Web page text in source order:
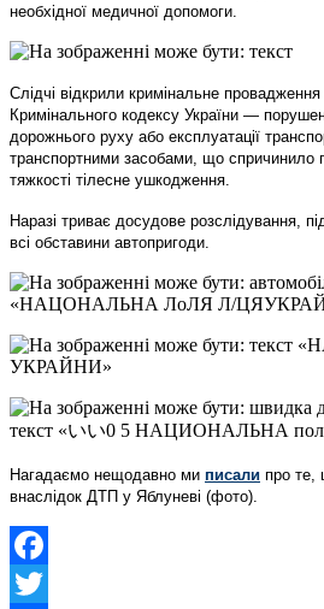
необхідної медичної допомоги.
Слідчі відкрили кримінальне
Кримінального кодексу України —
дорожнього руху або експлуатації
транспортними засобами, що спричинило
тяжкості тілесне ушкодження.
Наразі триває досудове розслідування,
всі обставини автопригоди.
Нагадаємо нещодавно ми писали про те,
внаслідок ДТП у Яблуневі (фото).
Facebook